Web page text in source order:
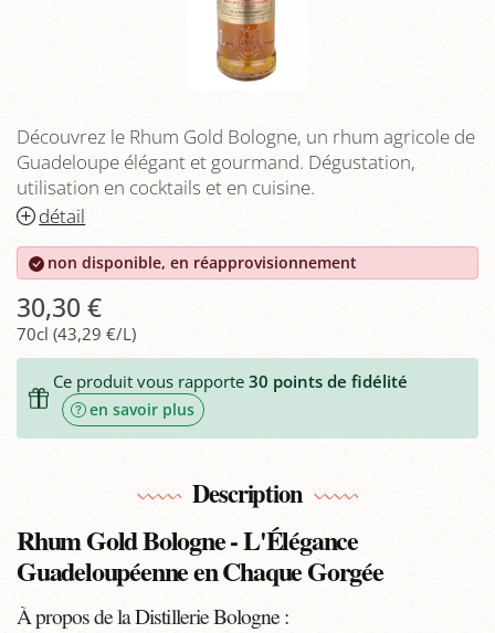
Découvrez le Rhum Gold Bologne, un rhum agricole de
Guadeloupe élégant et gourmand. Dégustation,
utilisation en cocktails et en cuisine.
détail
non disponible, en réapprovisionnement
30,30 €
70cl (43,29 €/L)
Ce produit vous rapporte30 points de fidélité
en savoir plus
Description
Rhum Gold Bologne - L'Élégance
Guadeloupéenne en Chaque Gorgée
À propos de la Distillerie Bologne :